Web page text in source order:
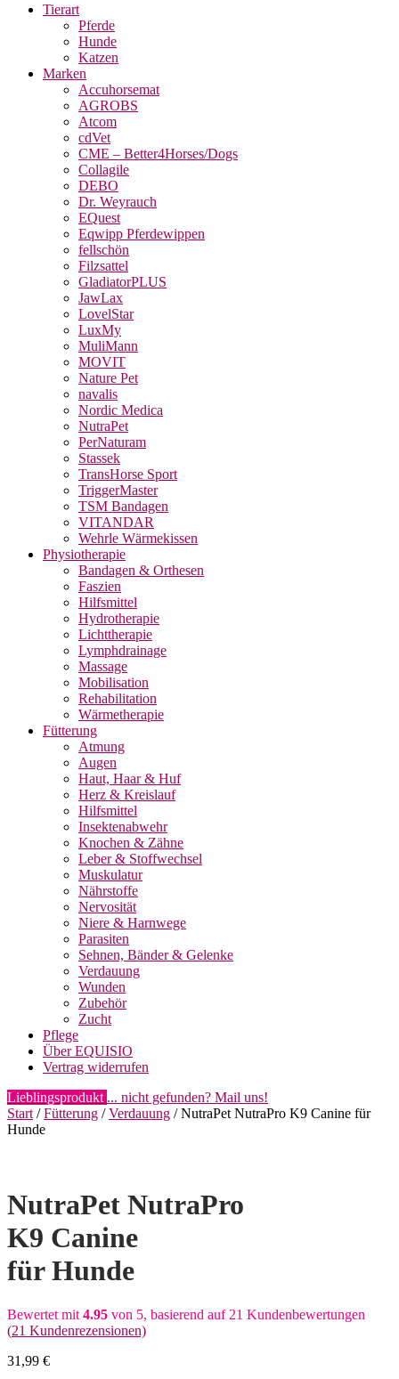
Tierart
Pferde
Hunde
Katzen
Marken
Accuhorsemat
AGROBS
Atcom
cdVet
CME – Better4Horses/Dogs
Collagile
DEBO
Dr. Weyrauch
EQuest
Eqwipp Pferdewippen
fellschön
Filzsattel
GladiatorPLUS
JawLax
LovelStar
LuxMy
MuliMann
MOVIT
Nature Pet
navalis
Nordic Medica
NutraPet
PerNaturam
Stassek
TransHorse Sport
TriggerMaster
TSM Bandagen
VITANDAR
Wehrle Wärmekissen
Physiotherapie
Bandagen & Orthesen
Faszien
Hilfsmittel
Hydrotherapie
Lichttherapie
Lymphdrainage
Massage
Mobilisation
Rehabilitation
Wärmetherapie
Fütterung
Atmung
Augen
Haut, Haar & Huf
Herz & Kreislauf
Hilfsmittel
Insektenabwehr
Knochen & Zähne
Leber & Stoffwechsel
Muskulatur
Nährstoffe
Nervosität
Niere & Harnwege
Parasiten
Sehnen, Bänder & Gelenke
Verdauung
Wunden
Zubehör
Zucht
Pflege
Über EQUISIO
Vertrag widerrufen
Lieblingsprodukt ... nicht gefunden? Mail uns!
Start /Fütterung /Verdauung / NutraPet NutraPro K9 Canine für
Hunde
NutraPet NutraPro
K9 Canine
für Hunde
Bewertet mit 4.95 von 5, basierend auf 21 Kundenbewertungen
(21 Kundenrezensionen)
31,99 €